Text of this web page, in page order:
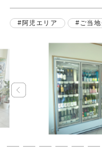
阿児エリア ご当